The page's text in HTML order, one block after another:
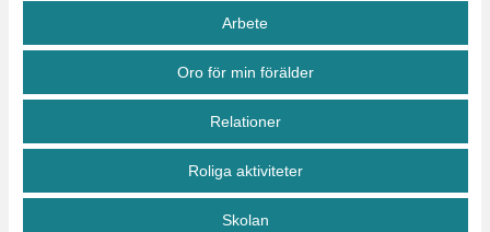
Arbete
Oro för min förälder
Relationer
Roliga aktiviteter
Skolan